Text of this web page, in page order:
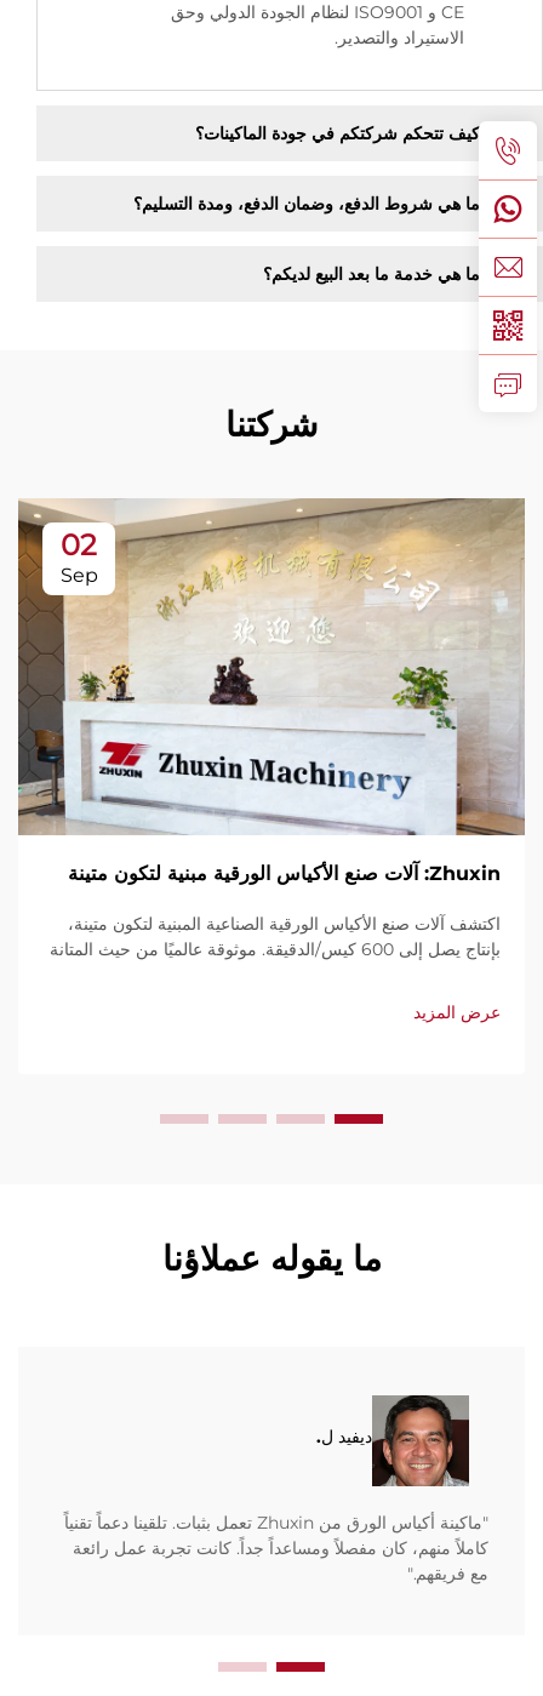
CE و ISO9001 لنظام الجودة الدولي وحق
الاستيراد والتصدير.
كيف تتحكم شركتكم في جودة الماكينات؟
ما هي شروط الدفع، وضمان الدفع، ومدة التسليم؟
ما هي خدمة ما بعد البيع لديكم؟
شركتنا
02
Sep
Zhuxin: آلات صنع الأكياس الورقية مبنية لتكون متينة
اكتشف آلات صنع الأكياس الورقية الصناعية المبنية لتكون متينة،
بإنتاج يصل إلى 600 كيس/الدقيقة. موثوقة عالميًا من حيث المتانة
وخدمة سريعة. اطلب عرض سعر اليوم.
عرض المزيد
ما يقوله عملاؤنا
ديفيد ل.
"ماكينة أكياس الورق من Zhuxin تعمل بثبات. تلقينا دعماً تقنياً
كاملاً منهم، كان مفصلاً ومساعداً جداً. كانت تجربة عمل رائعة
مع فريقهم."